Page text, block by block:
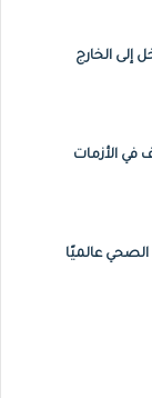
الليل
الكفين
والعنق
إلى الخارج
في الأزمات
الصحي عالميًا